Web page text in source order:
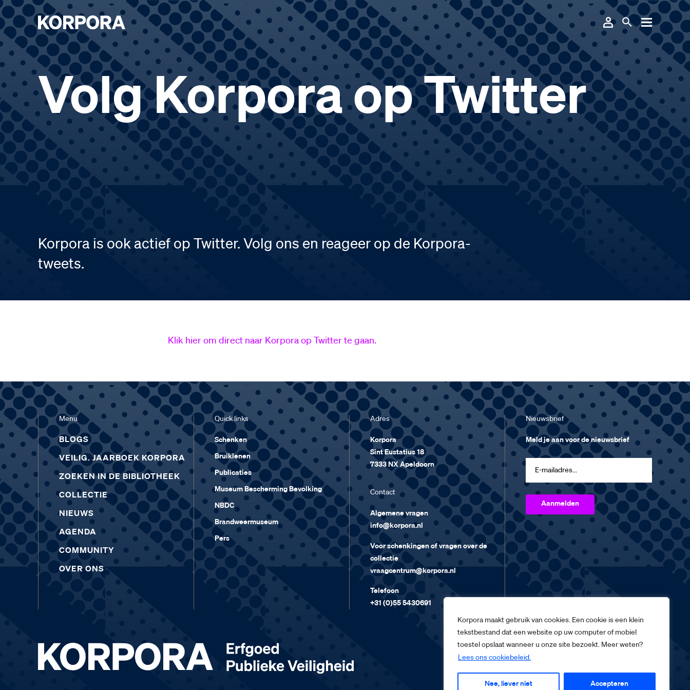
Korpora maakt gebruik van cookies. Een cookie is een klein
tekstbestand dat een website op uw computer of mobiel
toestel opslaat wanneer u onze site bezoekt. Meer weten?
Lees ons cookiebeleid.
Nee, liever niet Accepteren
Volg Korpora op Twitter
Korpora is ook actief op Twitter. Volg ons en reageer op de Korpora-
tweets.
Klik hier om direct naar Korpora op Twitter te gaan.
Menu
BLOGS
VEILIG. JAARBOEK KORPORA
ZOEKEN IN DE BIBLIOTHEEK
COLLECTIE
NIEUWS
AGENDA
COMMUNITY
OVER ONS
Quick links
Schenken
Bruiklenen
Publicaties
Museum Bescherming Bevolking
NBDC
Brandweermuseum
Pers
Adres
Korpora
Sint Eustatius 18
7333 NX Apeldoorn
Contact
Algemene vragen
info@korpora.nl
Voor schenkingen of vragen over de
collectie
vraagcentrum@korpora.nl
Telefoon
+31 (0)55 5430691
Nieuwsbrief
Meld je aan voor de nieuwsbrief